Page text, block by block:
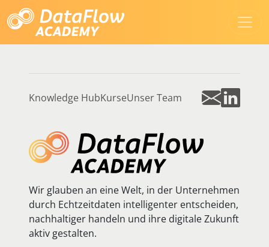
Knowledge HubKurseUnser Team
Wir glauben an eine Welt, in der Unternehmen
durch Echtzeitdaten intelligenter entscheiden,
nachhaltiger handeln und ihre digitale Zukunft
aktiv gestalten.